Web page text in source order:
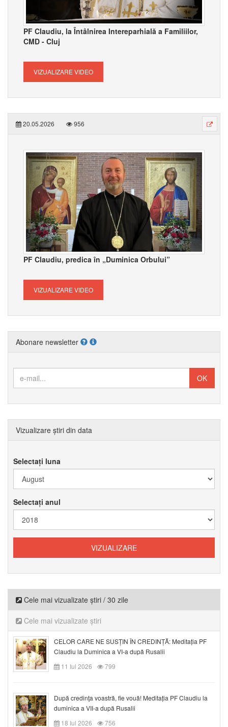
PF Claudiu, la Întâlnirea Intereparhială a Familiilor,
CMD - Cluj
VIZUALIZARE VIDEO
20.05.2026 956
PF Claudiu, predica în „Duminica Orbului”
VIZUALIZARE VIDEO
Abonare newsletter
Vizualizare știri din data
Selectați luna
Selectați anul
Cele mai vizualizate știri / 30 zile
Cele mai vizualizate știri
CELOR CARE NE SUSȚIN ÎN CREDINȚĂ: Meditația PF
Claudiu la Duminica a VI-a după Rusalii
11 Iul 2026
799
După credinţa voastră, fie vouă! Meditația PF Claudiu la
duminica a VII-a după Rusalii
18 Iul 2026
756